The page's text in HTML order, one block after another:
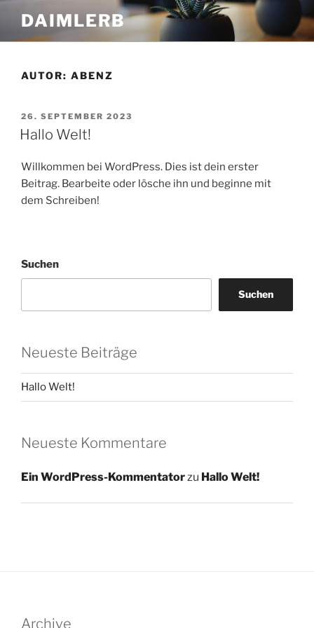
Inhalt
springen
DAIMLERB
AUTOR: ABENZ
VERÖFFENTLICHT
AM
26. SEPTEMBER 2023
Hallo Welt!
Willkommen bei WordPress. Dies ist dein erster
Beitrag. Bearbeite oder lösche ihn und beginne mit
dem Schreiben!
Suchen
Suchen
Neueste Beiträge
Hallo Welt!
Neueste Kommentare
Ein WordPress-Kommentatorzu Hallo Welt!
Archive